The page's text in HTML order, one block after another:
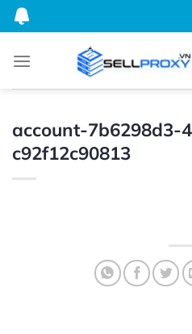
Bỏ
qua
dung
account-7b6298d3-
c92f12c90813